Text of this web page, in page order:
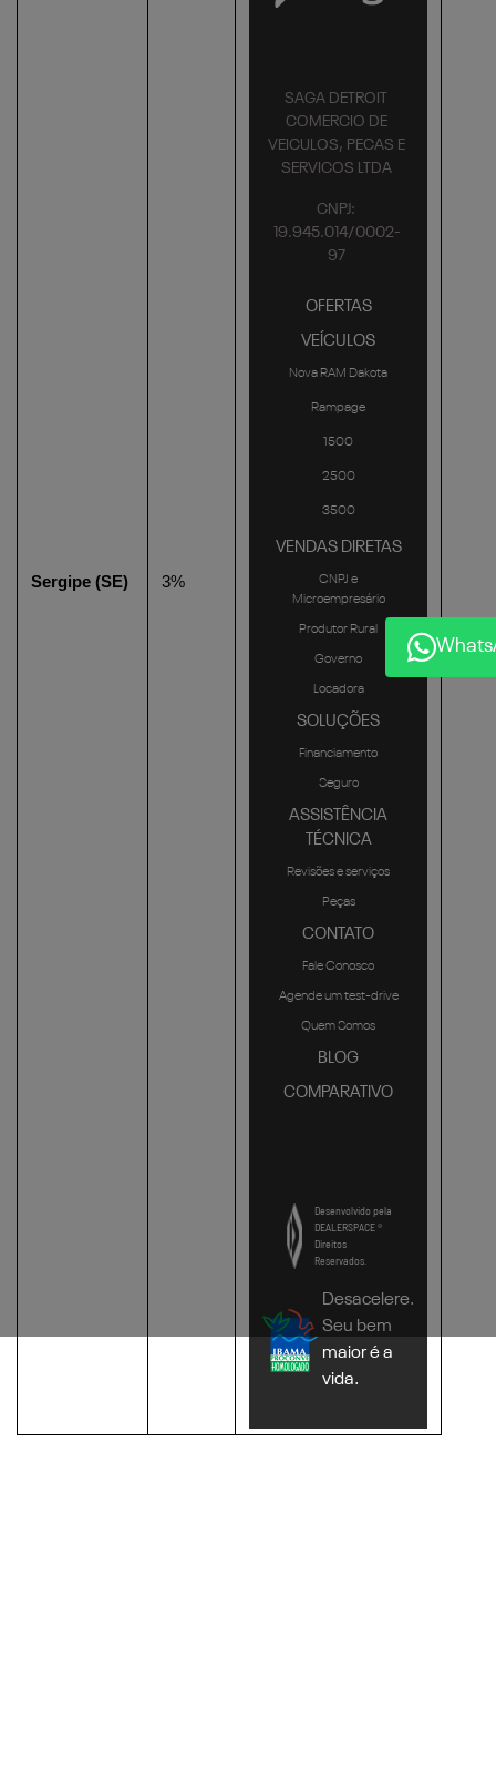
Sergipe (SE) 3%
SAGA DETROIT
COMERCIO DE
VEICULOS, PECAS E
SERVICOS LTDA
CNPJ:
19.945.014/0002-
97
OFERTAS
VEÍCULOS
Nova RAM Dakota
Rampage
1500
2500
3500
VENDAS DIRETAS
CNPJ e
Microempresário
Produtor Rural
Governo
Locadora
SOLUÇÕES
Financiamento
Seguro
ASSISTÊNCIA
TÉCNICA
Revisões e serviços
Peças
CONTATO
Fale Conosco
Agende um test-drive
Quem Somos
BLOG
COMPARATIVO
Desenvolvido pela
DEALERSPACE ®
Direitos
Reservados.
Desacelere.
Seu bem
maior é a
vida.